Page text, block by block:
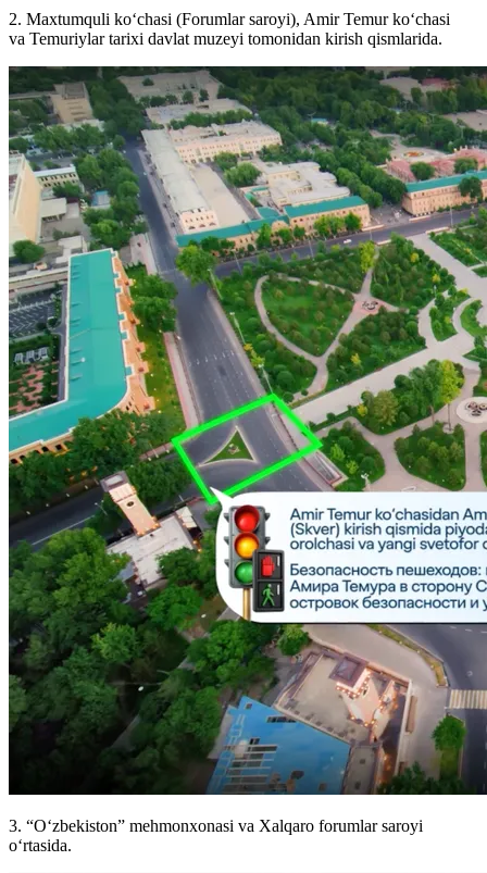
2. Maxtumquli ko‘chasi (Forumlar saroyi), Amir Temur ko‘chasi
va Temuriylar tarixi davlat muzeyi tomonidan kirish qismlarida.
3. “Oʻzbekiston” mehmonxonasi va Xalqaro forumlar saroyi
oʻrtasida.